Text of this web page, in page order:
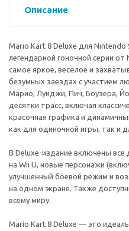
Описание
Mario Kart 8 Deluxe для
легендарной гоночной серии
самое яркое, весёлое и
безумных заездах с участием
Марио, Луиджи, Пич, Боузера,
десятки трасс, включая
красочная графика и
как для одиночной игры, так и
В Deluxe-издание включены все
на Wii U, новые персонажи
улучшенный боевой режим и
на одном экране. Также
всему миру.
Mario Kart 8 Deluxe — это